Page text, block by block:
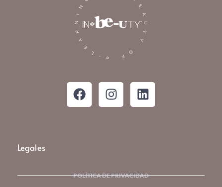
Legales
POLÍTICA DE PRIVACIDAD